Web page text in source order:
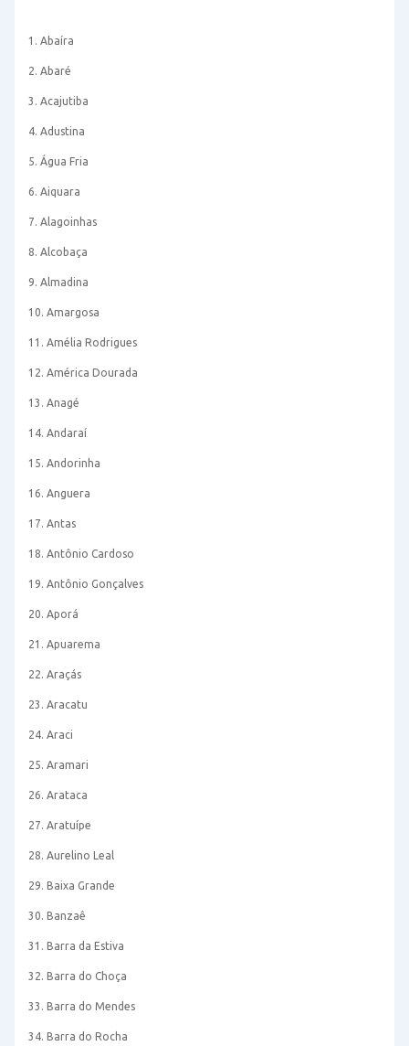
1. Abaíra
2. Abaré
3. Acajutiba
4. Adustina
5. Água Fria
6. Aiquara
7. Alagoinhas
8. Alcobaça
9. Almadina
10. Amargosa
11. Amélia Rodrigues
12. América Dourada
13. Anagé
14. Andaraí
15. Andorinha
16. Anguera
17. Antas
18. Antônio Cardoso
19. Antônio Gonçalves
20. Aporá
21. Apuarema
22. Araçás
23. Aracatu
24. Araci
25. Aramari
26. Arataca
27. Aratuípe
28. Aurelino Leal
29. Baixa Grande
30. Banzaê
31. Barra da Estiva
32. Barra do Choça
33. Barra do Mendes
34. Barra do Rocha